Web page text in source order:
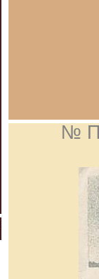
№